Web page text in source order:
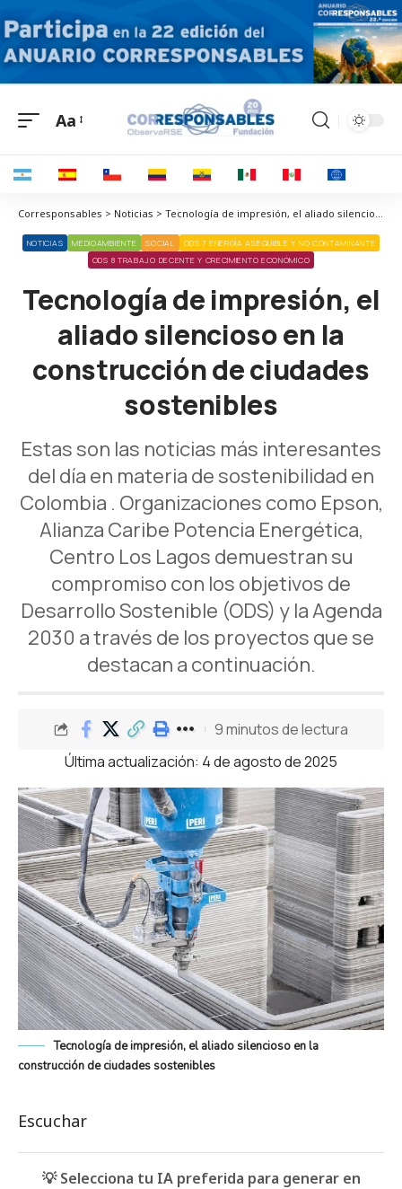
Aa
Corresponsables > Noticias > Tecnología de impresión, el aliado silencioso en la construcción de ciudades sostenibles
NOTICIAS MEDIOAMBIENTE SOCIAL
ODS 7 ENERGÍA ASEQUIBLE Y NO CONTAMINANTE
ODS 8 TRABAJO DECENTE Y CRECIMIENTO ECONÓMICO
Tecnología de impresión, el
aliado silencioso en la
construcción de ciudades
sostenibles
Estas son las noticias más interesantes
del día en materia de sostenibilidad en
Colombia . Organizaciones como Epson,
Alianza Caribe Potencia Energética,
Centro Los Lagos demuestran su
compromiso con los objetivos de
Desarrollo Sostenible (ODS) y la Agenda
2030 a través de los proyectos que se
destacan a continuación.
Última actualización: 4 de agosto de 2025
9 minutos de lectura
Tecnología de impresión, el aliado silencioso en la
construcción de ciudades sostenibles
Escuchar
💡 Selecciona tu IA preferida para generar en